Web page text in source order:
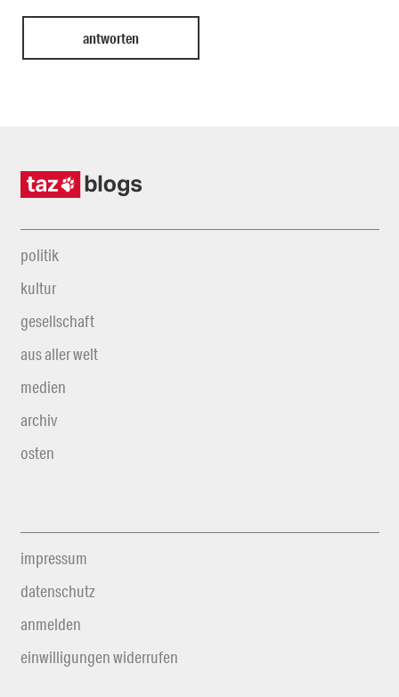
politik
kultur
gesellschaft
aus aller welt
medien
archiv
osten
impressum
datenschutz
anmelden
einwilligungen widerrufen